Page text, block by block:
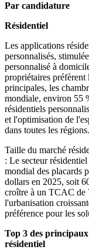
Par candidature
Résidentiel
Les applications
personnalisés,
personnalisé à
propriétaires préfèrent
principales, les
mondiale, environ 55
résidentiels
et l'optimisation de
dans toutes les régions.
Taille du marché
: Le secteur
mondial des placards
dollars en 2025, soit
croître à un TCAC de
l'urbanisation
préférence pour les
Top 3 des
résidentiel